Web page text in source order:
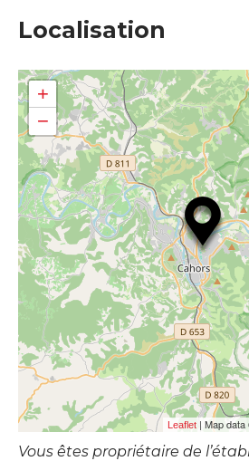
Localisation
+
−
Leaflet | Map
Vous êtes propriétaire de